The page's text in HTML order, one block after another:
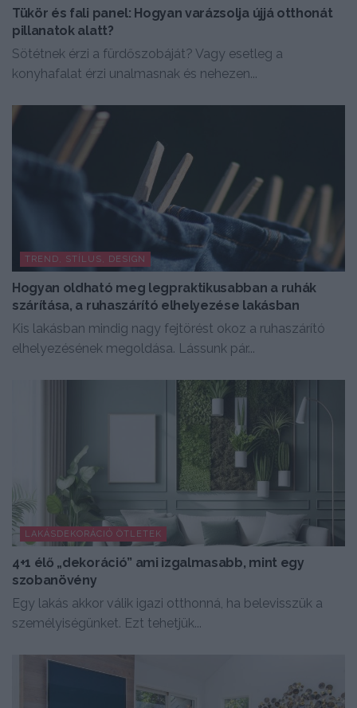
Tükör és fali panel: Hogyan varázsolja újjá otthonát
pillanatok alatt?
Sötétnek érzi a fürdőszobáját? Vagy esetleg a
konyhafalat érzi unalmasnak és nehezen...
TREND, STÍLUS, DESIGN
Hogyan oldható meg legpraktikusabban a ruhák
szárítása, a ruhaszárító elhelyezése lakásban
Kis lakásban mindig nagy fejtörést okoz a ruhaszárító
elhelyezésének megoldása. Lássunk pár...
LAKÁSDEKORÁCIÓ ÖTLETEK
4+1 élő „dekoráció” ami izgalmasabb, mint egy
szobanövény
Egy lakás akkor válik igazi otthonná, ha belevisszük a
személyiségünket. Ezt tehetjük...